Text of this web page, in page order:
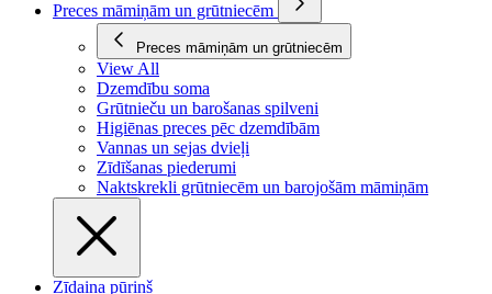
Preces māmiņām un grūtniecēm
Preces māmiņām un grūtniecēm
View All
Dzemdību soma
Grūtnieču un barošanas spilveni
Higiēnas preces pēc dzemdībām
Vannas un sejas dvieļi
Zīdīšanas piederumi
Naktskrekli grūtniecēm un barojošām māmiņām
Zīdaiņa pūriņš